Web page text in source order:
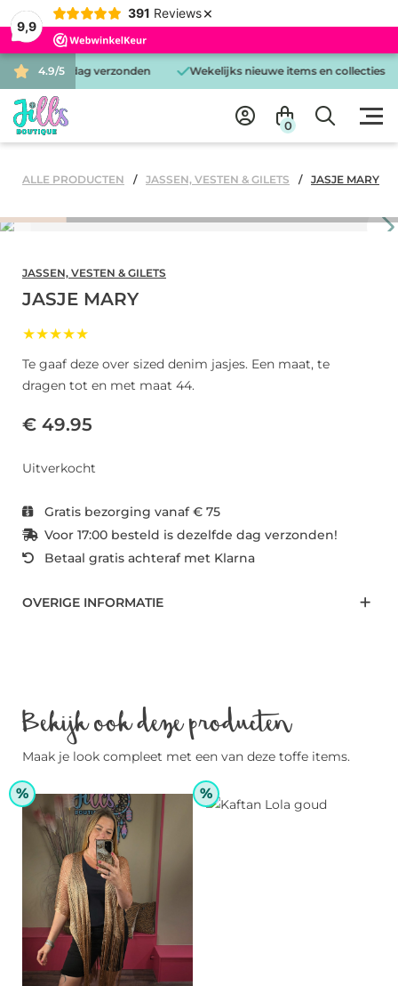
9,9
391 Reviews ×
4.9/5
is dezelfde dag verzonden Wekelijks nieuwe items en collecties
0
ALLE PRODUCTEN JASSEN, VESTEN & GILETS JASJE MARY
JASSEN, VESTEN & GILETS
JASJE MARY
★★★★★
Te gaaf deze over sized denim jasjes. Een maat, te
dragen tot en met maat 44.
€ 49.95
Uitverkocht
Gratis bezorging vanaf € 75
Voor 17:00 besteld is dezelfde dag verzonden!
Betaal gratis achteraf met Klarna
OVERIGE INFORMATIE
Bekijk ook deze producten
Maak je look compleet met een van deze toffe items.
% %